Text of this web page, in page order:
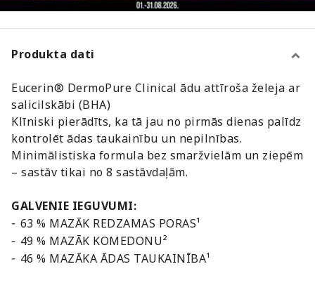
Produkta dati
Eucerin® DermoPure Clinical ādu attīroša želeja ar
salicilskābi (BHA)
Klīniski pierādīts, ka tā jau no pirmās dienas palīdz
kontrolēt ādas taukainību un nepilnības.
Minimālistiska formula bez smaržvielām un ziepēm
– sastāv tikai no 8 sastāvdaļām.
GALVENIE IEGUVUMI:
- 63 % MAZĀK REDZAMAS PORAS¹
- 49 % MAZĀK KOMEDONU²
- 46 % MAZĀKA ĀDAS TAUKAINĪBA¹